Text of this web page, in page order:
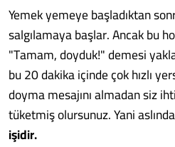
Yemek yemeye başladıktan
salgılamaya başlar. Ancak bu
"Tamam, doyduk!" demesi
bu 20 dakika içinde çok hızlı
doyma mesajını almadan siz
tüketmiş olursunuz. Yani
işidir.